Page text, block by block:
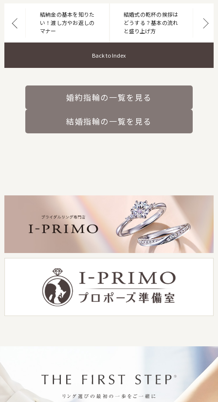
結納金の基本を知りた
い！渡し方やお返しの
マナー
結婚式の乾杯の挨拶は
どうする？基本の流れ
と盛り上げ方
Back to Index
婚約指輪の一覧を見る
結婚指輪の一覧を見る